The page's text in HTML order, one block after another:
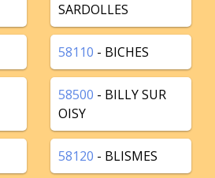
SARDOLLES
58110 - BICHES
58500 - BILLY SUR
OISY
58120 - BLISMES